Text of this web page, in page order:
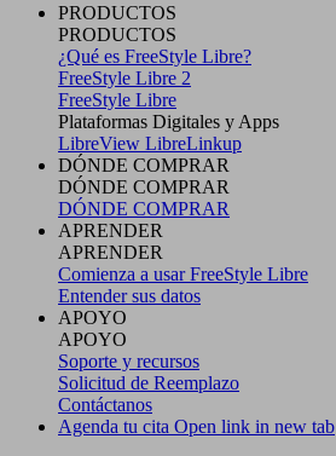
PRODUCTOS
PRODUCTOS
¿Qué es FreeStyle Libre?
FreeStyle Libre 2
FreeStyle Libre
Plataformas Digitales y Apps
LibreView LibreLinkup
DÓNDE COMPRAR
DÓNDE COMPRAR
DÓNDE COMPRAR
APRENDER
APRENDER
Comienza a usar FreeStyle Libre
Entender sus datos
APOYO
APOYO
Soporte y recursos
Solicitud de Reemplazo
Contáctanos
Agenda tu cita Open link in new tab